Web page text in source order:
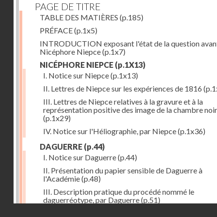
PAGE DE TITRE
TABLE DES MATIÈRES (p.185)
PRÉFACE(p.1x5)
INTRODUCTION exposant l'état de la question
Nicéphore Niepce(p.1x7)
NICÉPHORE NIEPCE (p.1X13)
I. Notice sur Niepce(p.1x13)
II. Lettres de Niepce sur les expériences de 1816
III. Lettres de Niepce relatives à la gravure et à la
représentation positive des image de la chambre
(p.1x29)
IV. Notice sur l'Héliographie, par Niepce(p.1x36)
DAGUERRE (p.44)
I. Notice sur Daguerre(p.44)
II. Présentation du papier sensible de Daguerre à
l'Académie(p.48)
III. Description pratique du procédé nommé le
daguerréotype, par Daguerre(p.51)